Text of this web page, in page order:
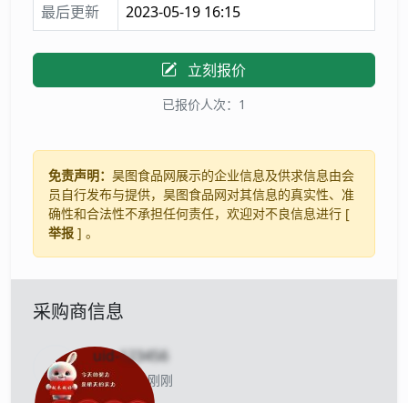
最后更新
2023-05-19 16:15
立刻报价
已报价人次：1
免责声明： 昊图食品网展示的企业信息及供求信息由会
员自行发布与提供，昊图食品网对其信息的真实性、准
确性和合法性不承担任何责任，欢迎对不良信息进行 [
举报 ] 。
采购商信息
uid-123456
当前离线 刚刚